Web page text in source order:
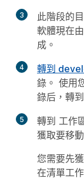
3
此階段的
軟體現在
成。
4 轉到
錄 。 使用
錄后，轉到
5 轉到 工作
獲取要移
您需要先
在清單工